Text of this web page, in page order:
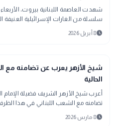
شهدت العاصمة اللبنانية بيروت،
سلسلة من الغارات الإسرائيلية
واحدة من أعنف الهجم
schedule8 أبريل 2026
public
الأخبار المحلية
شيخ الأزهر يعرب عن تضامنه مع
الحالية
أعرب شيخ الأزهر الشريف فضيلة الإمام
تضامنه مع الشعب اللبناني في هذا
اتصال هاتفي أجر
schedule8 مارس 2026